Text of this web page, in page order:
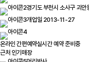
경기도 부천시 소사구 괴
개업일 2013-11-27
온라인 간편예약실시간 예약 준비중
근처 인기매장